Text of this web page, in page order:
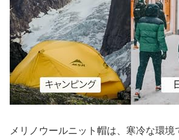
メリノウールニット帽は、寒冷な環境